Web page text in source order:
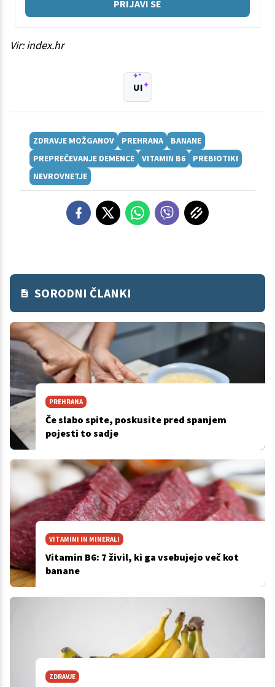
PRIJAVI SE
Vir: index.hr
UI
ZDRAVJE MOŽGANOV PREHRANA
BANANE
PREPREČEVANJE DEMENCE
VITAMIN B6
PREBIOTIKI
NEVROVNETJE
SORODNI ČLANKI
PREHRANA
Če slabo spite, poskusite pred spanjem
pojesti to sadje
VITAMINI IN MINERALI
Vitamin B6: 7 živil, ki ga vsebujejo več kot
banane
ZDRAVJE